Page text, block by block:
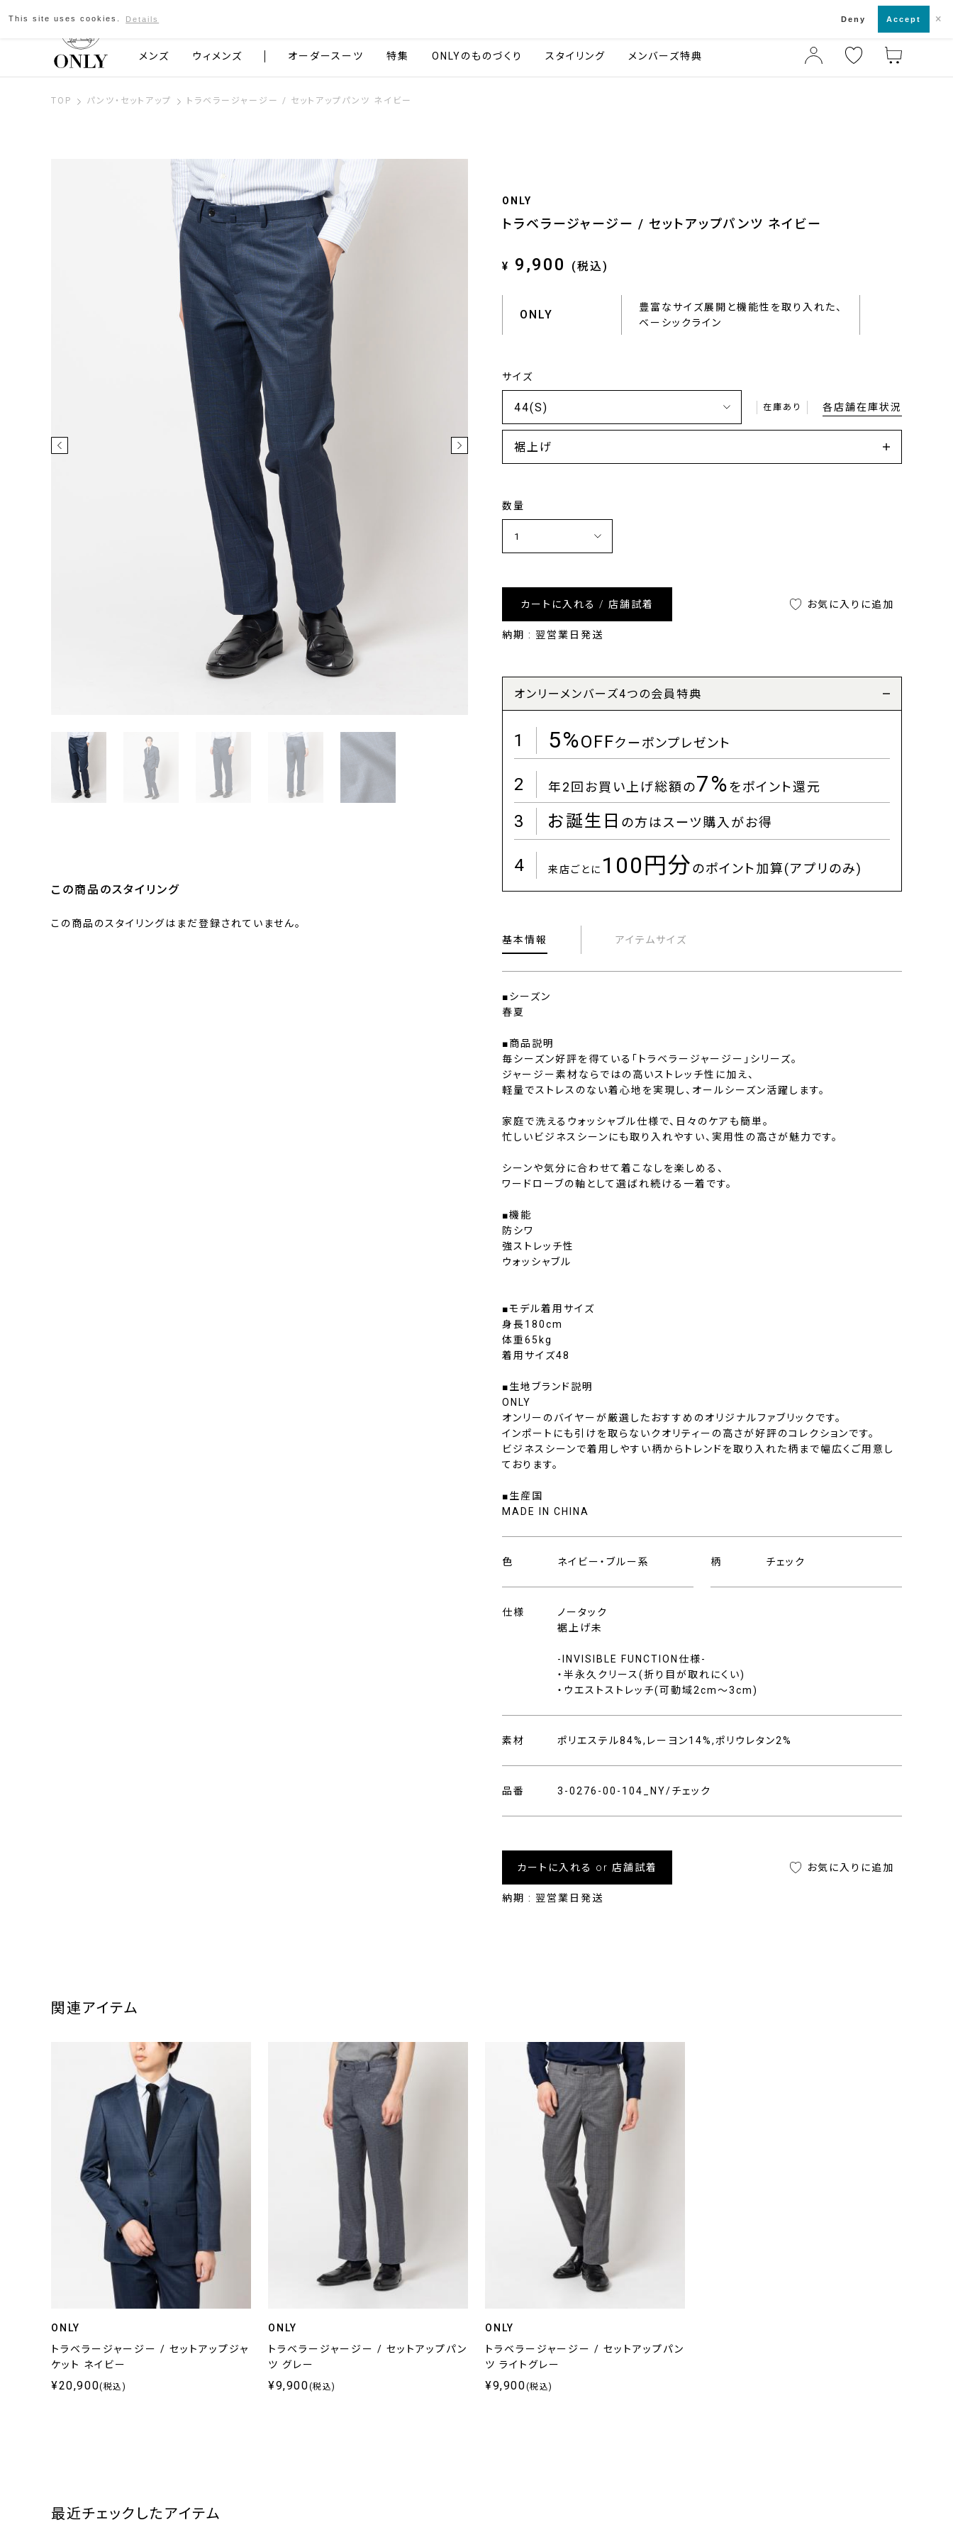
京都発のスーツブランド ONLY
メンズ ウィメンズ オーダースーツ 特集 ONLYのものづくり スタイリング メンバーズ特典
TOP パンツ・セットアップ トラベラージャージー / セットアップパンツ ネイビー
ONLY
トラベラージャージー / セットアップパンツ ネイビー
¥ 9,900 (税込)
ONLY
豊富なサイズ展開と機能性を取り入れた、
ベーシックライン
サイズ
在庫あり 各店舗在庫状況
裾上げ
数量
カートに入れる / 店舗試着
納期 : 翌営業日発送
お気に入りに追加
オンリーメンバーズ4つの会員特典
1 5%OFFクーポンプレゼント
2 年2回お買い上げ総額の7%をポイント還元
3 お誕生日 の方はスーツ購入がお得
4 来店ごとに 100円分のポイント加算(アプリのみ)
基本情報 アイテムサイズ
■シーズン
春夏
■商品説明
毎シーズン好評を得ている「トラベラージャージー」シリーズ。
ジャージー素材ならではの高いストレッチ性に加え、
軽量でストレスのない着心地を実現し、オールシーズン活躍します。
家庭で洗えるウォッシャブル仕様で、日々のケアも簡単。
忙しいビジネスシーンにも取り入れやすい、実用性の高さが魅力です。
シーンや気分に合わせて着こなしを楽しめる、
ワードローブの軸として選ばれ続ける一着です。
■機能
防シワ
強ストレッチ性
ウォッシャブル
■モデル着用サイズ
身長180cm
体重65kg
着用サイズ48
■生地ブランド説明
ONLY
オンリーのバイヤーが厳選したおすすめのオリジナルファブリックです。
インポートにも引けを取らないクオリティーの高さが好評のコレクションです。
ビジネスシーンで着用しやすい柄からトレンドを取り入れた柄まで幅広くご用意し
ております。
■生産国
MADE IN CHINA
色 ネイビー・ブルー系 柄 チェック
仕様
ノータック
裾上げ未
-INVISIBLE FUNCTION仕様-
・半永久クリース(折り目が取れにくい)
・ウエストストレッチ(可動域2cm〜3cm)
素材 ポリエステル84%,レーヨン14%,ポリウレタン2%
品番 3-0276-00-104_NY/チェック
カートに入れる or 店舗試着
納期 : 翌営業日発送
お気に入りに追加
この商品のスタイリング
この商品のスタイリングはまだ登録されていません。
関連アイテム
ONLY
トラベラージャージー / セットアップジャ
ケット ネイビー
¥20,900(税込)
ONLY
トラベラージャージー / セットアップパン
ツ グレー
¥9,900(税込)
ONLY
トラベラージャージー / セットアップパン
ツ ライトグレー
¥9,900(税込)
最近チェックしたアイテム
This site uses cookies. Details Deny Accept ×